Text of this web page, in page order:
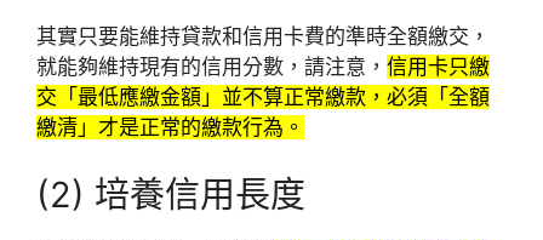
其實只要能維持貸款和信用卡費的準時全額繳交，
就能夠維持現有的信用分數，請注意， 信用卡只繳
交「最低應繳金額」並不算正常繳款，必須「全額
繳清」才是正常的繳款行為。
(2) 培養信用長度